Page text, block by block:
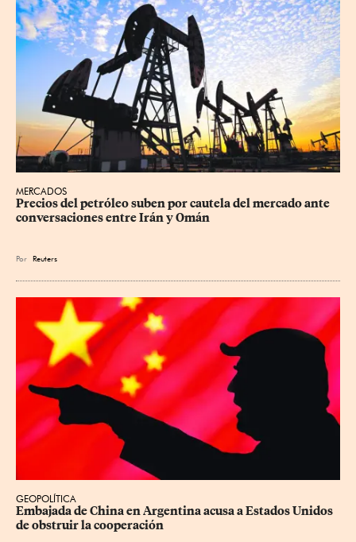
MERCADOS
Precios ⁠del petróleo suben por cautela del mercado ante
conversaciones entre Irán y Omán
Por Reuters
GEOPOLÍTICA
Embajada de China en Argentina acusa a Estados Unidos
de obstruir la cooperación